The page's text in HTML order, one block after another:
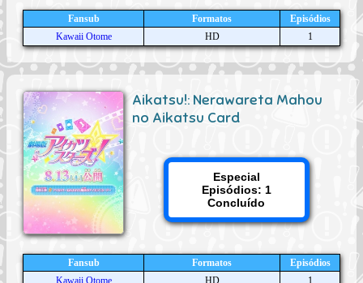
Fansub Formatos
Episódios
Kawaii Otome
HD 1
Aikatsu!: Nerawareta Mahou
no Aikatsu Card
Especial
Episódios: 1
Concluído
Fansub Formatos
Episódios
Kawaii Otome
HD 1